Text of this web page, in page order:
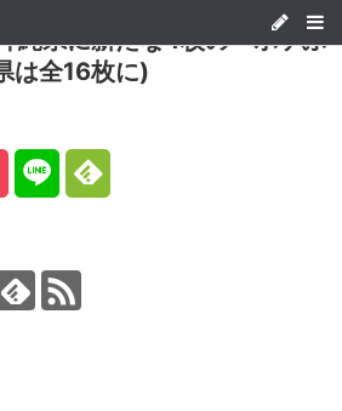
縄県に新たな4枚の「ポケふ
は全16枚に)